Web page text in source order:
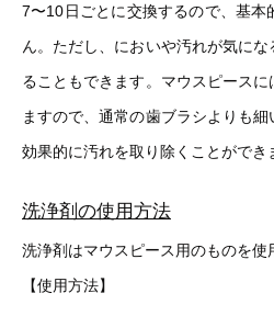
7〜10日ごとに交換するので、基本
ん。ただし、においや汚れが気に
ることもできます。マウスピース
ますので、通常の歯ブラシよりも細
効果的に汚れを取り除くことができ
洗浄剤の使用方法
洗浄剤はマウスピース用のものを使
【使用方法】